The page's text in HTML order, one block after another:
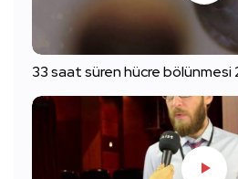
33 saat süren hücre bölünmesi